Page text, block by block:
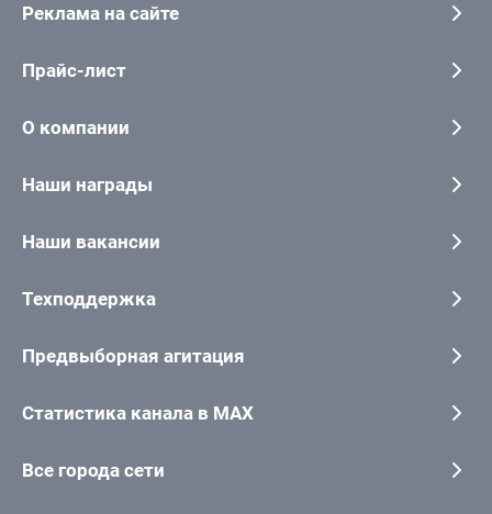
Реклама на сайте
Прайс-лист
О компании
Наши награды
Наши вакансии
Техподдержка
Предвыборная агитация
Статистика канала в MAX
Все города сети